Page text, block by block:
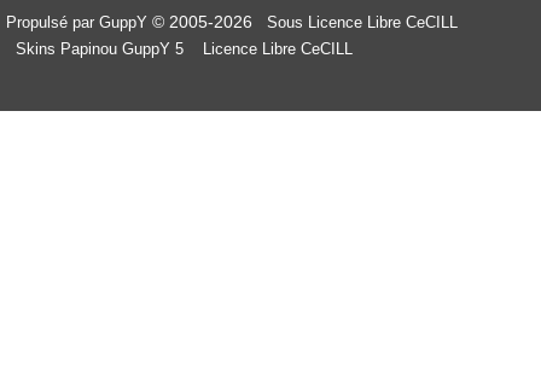
Propulsé par GuppY © 2005-2026
Sous Licence Libre CeCILL
Skins Papinou GuppY 5
Licence Libre CeCILL